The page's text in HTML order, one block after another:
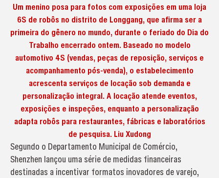
Um menino posa para fotos com exposições em uma loja
6S de robôs no distrito de Longgang, que afirma ser a
primeira do gênero no mundo, durante o feriado do Dia do
Trabalho encerrado ontem. Baseado no modelo
automotivo 4S (vendas, peças de reposição, serviços e
acompanhamento pós-venda), o estabelecimento
acrescenta serviços de locação sob demanda e
personalização integral. A locação atende eventos,
exposições e inspeções, enquanto a personalização
adapta robôs para restaurantes, fábricas e laboratórios
de pesquisa. Liu Xudong
Segundo o Departamento Municipal de Comércio,
Shenzhen lançou uma série de medidas financeiras
destinadas a incentivar formatos inovadores de varejo,